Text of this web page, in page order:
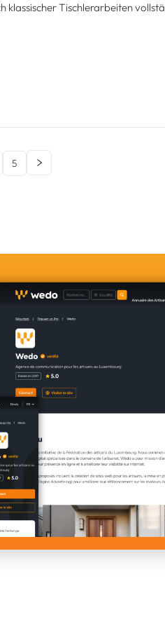
klassischer Tischlerarbeiten
5